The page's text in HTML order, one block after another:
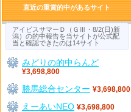
直近の重賞的中があるサイト
アイビスサマーＤ（ＧⅢ・8/2(日)新
潟）の的中報告を当サイトが公式配
当と確認できたのは14サイト
みどりの的中らんど
¥3,698,800
勝馬総合センター ¥3,698,800
えーあいNEO ¥3,698,800